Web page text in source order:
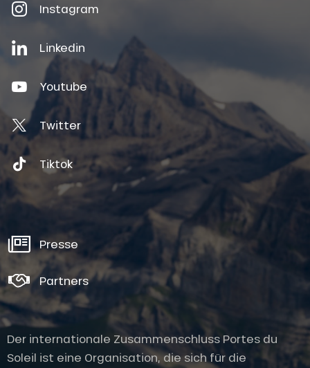
Instagram
Linkedin
Youtube
Twitter
Tiktok
Presse
Partners
Der internationale Zusammenschluss Portes du
Soleil ist eine Organisation, die sich für die